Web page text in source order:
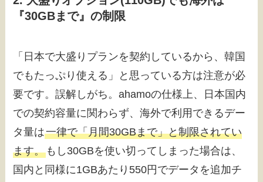
『30GBまで』の制限
「日本で大盛りプランを契約しているから、韓国
でもたっぷり使える」と思っている方は注意が必
要です。誤解しがち。ahamoの仕様上、日本国内
での契約容量に関わらず、海外で利用できるデー
タ量は一律で「月間30GBまで」と制限されてい
ます。 もし30GBを使い切ってしまった場合は、
国内と同様に1GBあたり550円でデータを追加チ